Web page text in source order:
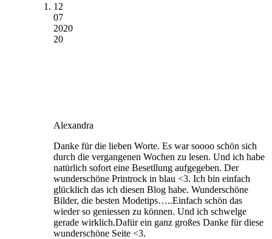
12
07
2020
20
Alexandra
Danke für die lieben Worte. Es war soooo schön sich
durch die vergangenen Wochen zu lesen. Und ich habe
natürlich sofort eine Besetllung aufgegeben. Der
wunderschöne Printrock in blau <3. Ich bin einfach
glücklich das ich diesen Blog habe. Wunderschöne
Bilder, die besten Modetips…..Einfach schön das
wieder so geniessen zu können. Und ich schwelge
gerade wirklich.Dafür ein ganz großes Danke für diese
wunderschöne Seite <3.